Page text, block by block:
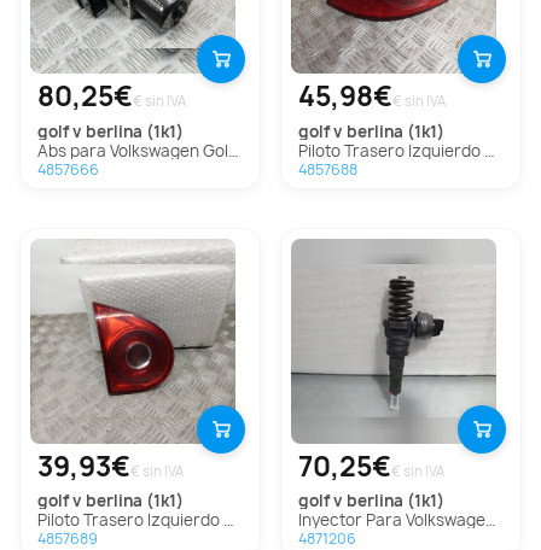
80,25€€ sin IVA
golf v berlina (1k1)
Abs para Volkswagen Golf V Berlina (1K1)
4857666
45,98€€ sin IVA
golf v berlina (1k1)
Piloto Trasero Izquierdo para Volkswagen Golf V Berlina (1K1)
4857688
39,93€€ sin IVA
golf v berlina (1k1)
Piloto Trasero Izquierdo para Volkswagen Golf V Berlina (1K1)
4857689
70,25€€ sin IVA
golf v berlina (1k1)
Inyector Para Volkswagen Golf V Berlina
4871206